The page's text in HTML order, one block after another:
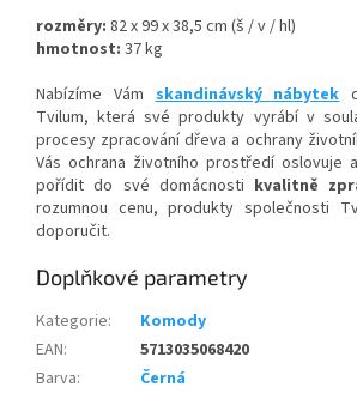
rozměry: 82 x 99 x 38,5 cm (š / v / hl)
hmotnost: 37 kg
Nabízíme Vám skandinávský nábytek
Tvilum, která své produkty vyrábí v
procesy zpracování dřeva a ochrany
Vás ochrana životního prostředí oslovuje
pořídit do své domácnosti kvalitně
rozumnou cenu, produkty společnosti
doporučit.
Doplňkové parametry
Kategorie:
Komody
EAN:
5713035068420
Barva:
Černá